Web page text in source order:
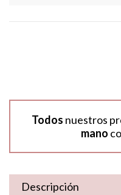
Todos nuestros
mano
Descripción